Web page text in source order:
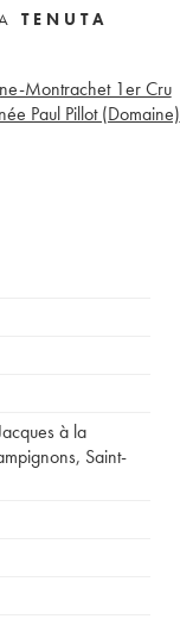
TENUTA
Montrachet 1er Cru
Paul Pillot (Domaine)
à la
, Saint-